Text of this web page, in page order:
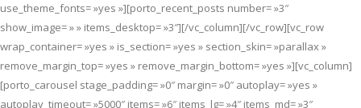
use_theme_fonts= »yes »][porto_recent_posts number= »3″
show_image= » » items_desktop= »3″][/vc_column][/vc_row][vc_row
wrap_container= »yes » is_section= »yes » section_skin= »parallax »
remove_margin_top= »yes » remove_margin_bottom= »yes »][vc_column]
[porto_carousel stage_padding= »0″ margin= »0″ autoplay= »yes »
autoplay_timeout= »5000″ items= »6″ items_lg= »4″ items_md= »3″